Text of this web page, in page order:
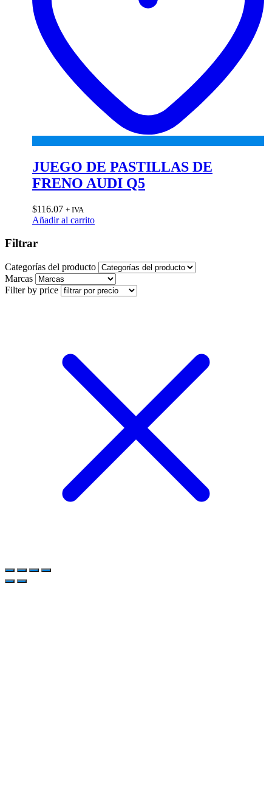
JUEGO DE PASTILLAS DE
FRENO AUDI Q5
$116.07 + IVA
Añadir al carrito
Filtrar
Categorías del producto
Marcas
Filter by price